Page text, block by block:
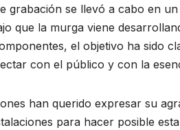
grabación se llevó a cabo en
que la murga viene
el objetivo ha sido
con el público y con la
han querido expresar su
para hacer posible